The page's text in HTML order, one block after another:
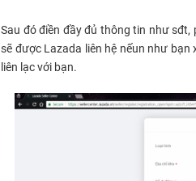
Sau đó điền đầy đủ thông tin như
sẽ được Lazada liên hệ nếun như
liên lạc với bạn.